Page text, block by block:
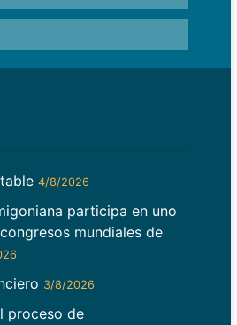
4/8/2026
participa en uno
mundiales de
3/8/2026
proceso de